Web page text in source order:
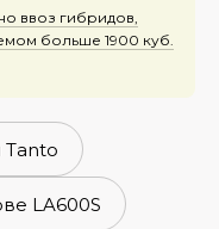
ввоз гибридов,
больше 1900 куб.
Tanto
LA600S